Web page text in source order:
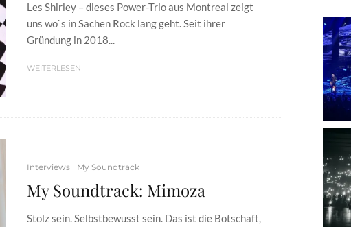
Les Shirley – dieses Power-Trio aus Montreal zeigt
uns wo`s in Sachen Rock lang geht. Seit ihrer
Gründung in 2018...
WEITERLESEN
Interviews My Soundtrack
My Soundtrack: Mimoza
Stolz sein. Selbstbewusst sein. Das ist die Botschaft,